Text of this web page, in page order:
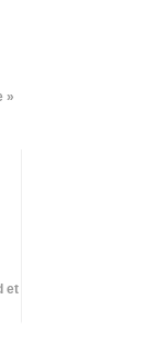
»
et